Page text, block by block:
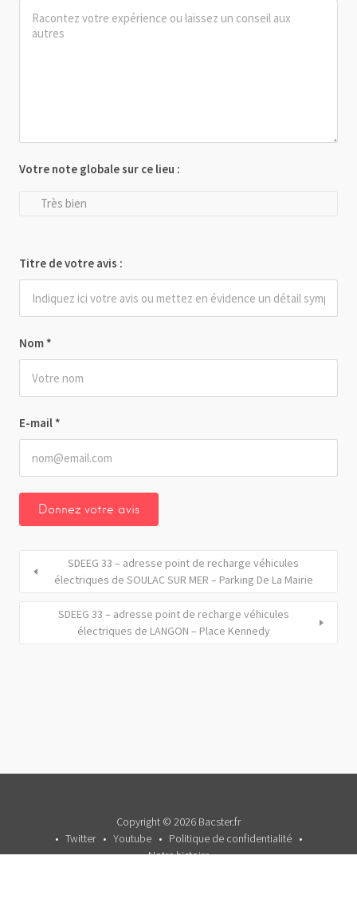
Nom *
E-mail *
Votre note globale sur ce lieu :
Très bien
Titre de votre avis :
SDEEG 33 – adresse point de recharge véhicules
électriques de SOULAC SUR MER – Parking De La Mairie
SDEEG 33 – adresse point de recharge véhicules
électriques de LANGON – Place Kennedy
Copyright © 2026 Bacster.fr
Twitter
Youtube
Politique de confidentialité
Notre histoire